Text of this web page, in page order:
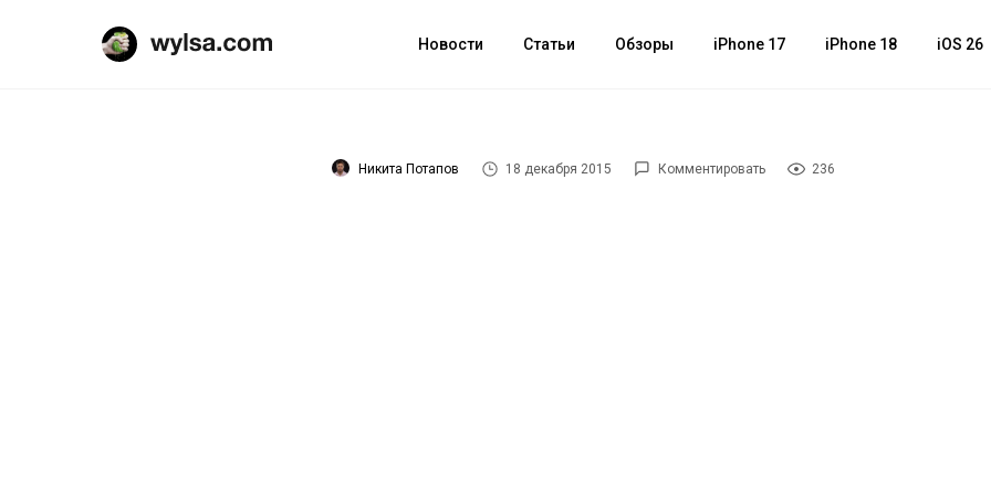
Новости Статьи Обзоры iPhone 17 iPhone 18 iOS 26
Никита Потапов 18 декабря 2015 Комментировать 236